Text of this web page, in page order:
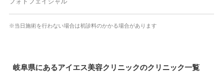
フォトフェイシャル
※当日施術を行わない場合は初診料のかかる場合があります
岐阜県にあるアイエス美容クリニックのクリニック一覧